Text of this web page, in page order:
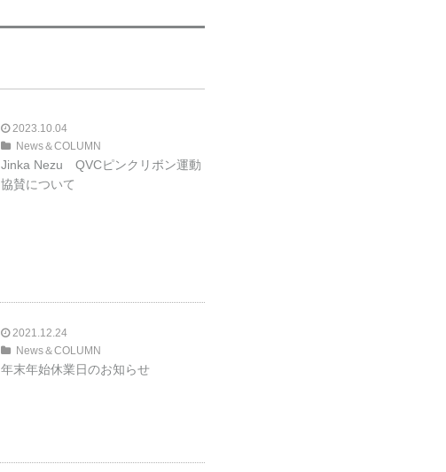
2023.10.04
News＆COLUMN
Jinka Nezu QVCピンクリボン運動
協賛について
2021.12.24
News＆COLUMN
年末年始休業日のお知らせ